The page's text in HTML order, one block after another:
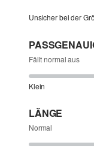
Unsicher bei der
Fällt normal aus
Klein
LÄNGE
Normal